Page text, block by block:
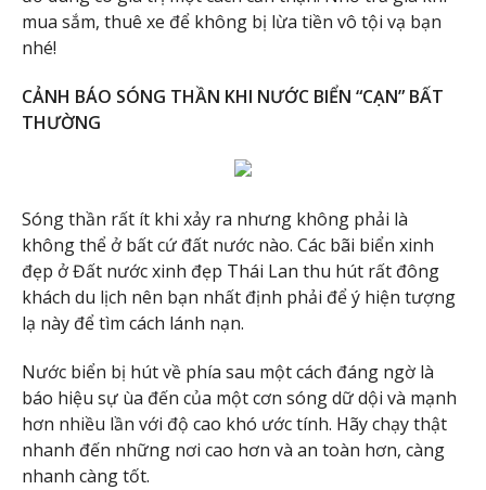
mua sắm, thuê xe để không bị lừa tiền vô tội vạ bạn
nhé!
CẢNH BÁO SÓNG THẦN KHI NƯỚC BIỂN “CẠN” BẤT
THƯỜNG
Sóng thần rất ít khi xảy ra nhưng không phải là
không thể ở bất cứ đất nước nào. Các bãi biển xinh
đẹp ở Đất nước xinh đẹp Thái Lan thu hút rất đông
khách du lịch nên bạn nhất định phải để ý hiện tượng
lạ này để tìm cách lánh nạn.
Nước biển bị hút về phía sau một cách đáng ngờ là
báo hiệu sự ùa đến của một cơn sóng dữ dội và mạnh
hơn nhiều lần với độ cao khó ước tính. Hãy chạy thật
nhanh đến những nơi cao hơn và an toàn hơn, càng
nhanh càng tốt.